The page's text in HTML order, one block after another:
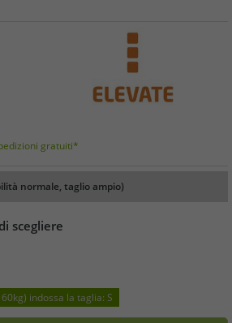
gratuiti*
normale, taglio ampio)
scegliere
indossa la taglia: S